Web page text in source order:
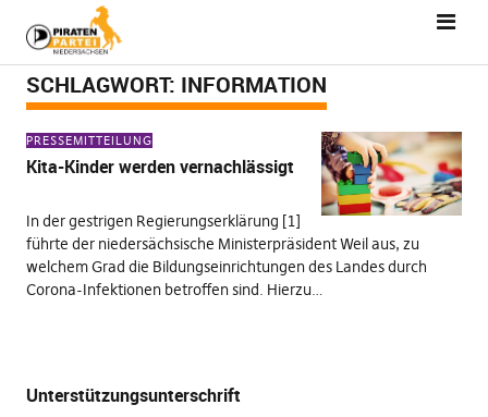
SCHLAGWORT: INFORMATION
PRESSEMITTEILUNG
Kita-Kinder werden vernachlässigt
In der gestrigen Regierungserklärung [1]
führte der niedersächsische Ministerpräsident Weil aus, zu
welchem Grad die Bildungseinrichtungen des Landes durch
Corona-Infektionen betroffen sind. Hierzu…
Unterstützungsunterschrift